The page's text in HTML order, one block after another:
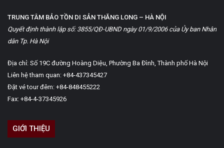
TRUNG TÂM BẢO TỒN DI SẢN THĂNG LONG – HÀ NỘI
Quyết định thành lập số: 3855/QĐ-UBND ngày 01/9/2006 của Ủy ban Nhân
dân Tp. Hà Nội
Địa chỉ: Số 19C đường Hoàng Diệu, Phường Ba Đình, Thành phố Hà Nội
Liên hệ tham quan: +84-437345427
Đặt vé tour đêm: +84-848455222
Fax: +84-4-37345926
GIỚI THIỆU